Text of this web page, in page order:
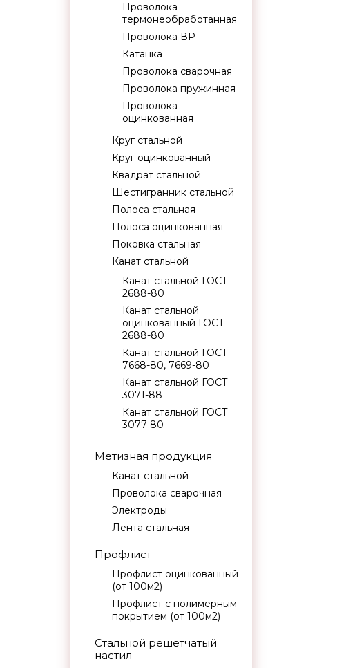
Проволока
термонеобработанная
Проволока ВР
Катанка
Проволока сварочная
Проволока пружинная
Проволока
оцинкованная
Круг стальной
Круг оцинкованный
Квадрат стальной
Шестигранник стальной
Полоса стальная
Полоса оцинкованная
Поковка стальная
Канат стальной
Канат стальной ГОСТ
2688-80
Канат стальной
оцинкованный ГОСТ
2688-80
Канат стальной ГОСТ
7668-80, 7669-80
Канат стальной ГОСТ
3071-88
Канат стальной ГОСТ
3077-80
Метизная продукция
Канат стальной
Проволока сварочная
Электроды
Лента стальная
Профлист
Профлист оцинкованный
(от 100м2)
Профлист с полимерным
покрытием (от 100м2)
Стальной решетчатый
настил